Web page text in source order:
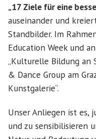
„17 Ziele für eine
auseinander und
Standbilder. Im
Education Week und
„Kulturelle Bildung an
& Dance Group am
Kunstgalerie“.
Unser Anliegen ist es,
und zu sensibilisieren